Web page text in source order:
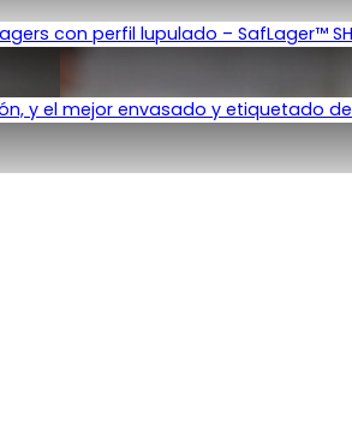
con perfil lupulado – SafLager™
y el mejor envasado y etiquetado